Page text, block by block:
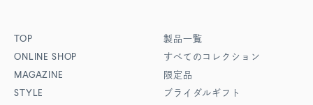
TOP
ONLINE SHOP
MAGAZINE
STYLE
製品一覧
すべてのコレクション
限定品
ブライダルギフト